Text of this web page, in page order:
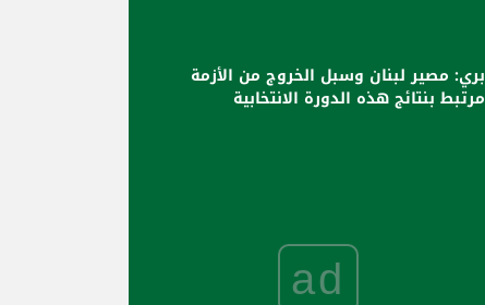
بري: مصير لبنان وسبل الخروج من الأزمة
مرتبط بنتائج هذه الدورة الانتخابية
ad